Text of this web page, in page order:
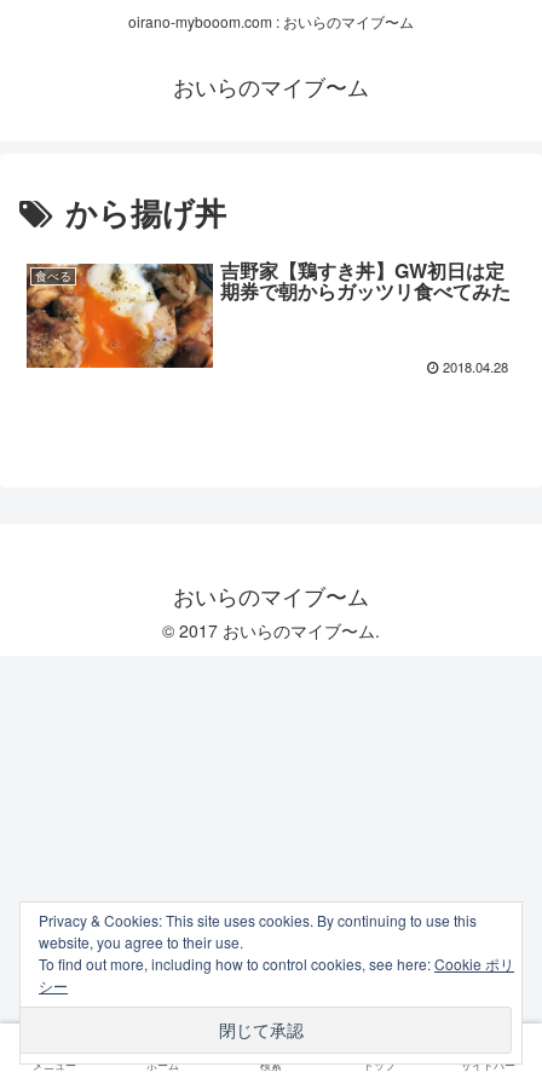
oirano-mybooom.com : おいらのマイブ〜ム
おいらのマイブ〜ム
から揚げ丼
食べる 吉野家【鶏すき丼】GW初日は定
期券で朝からガッツリ食べてみた
2018.04.28
おいらのマイブ〜ム
© 2017 おいらのマイブ〜ム.
メニュー ホーム 検索 トップ サイドバー
Privacy & Cookies: This site uses cookies. By continuing to use this
website, you agree to their use.
To find out more, including how to control cookies, see here:Cookie ポリ
シー